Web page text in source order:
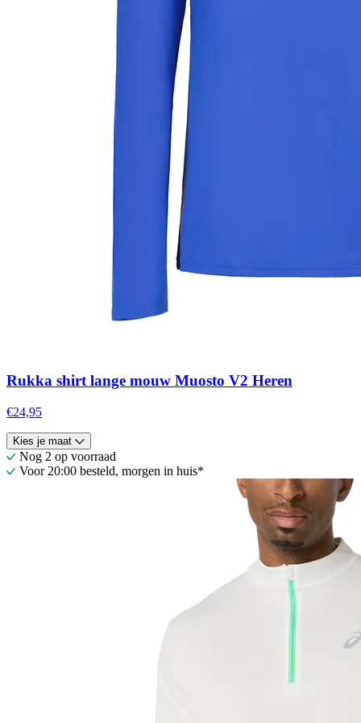
Rukka shirt lange mouw Muosto V2 Heren
€24,95
Kies je maat
Nog 2 op voorraad
Voor 20:00 besteld, morgen in huis*